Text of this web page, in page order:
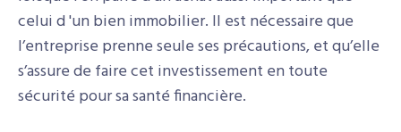
celui d 'un bien immobilier. Il est nécessaire que
l’entreprise prenne seule ses précautions, et qu’elle
s’assure de faire cet investissement en toute
sécurité pour sa santé financière.